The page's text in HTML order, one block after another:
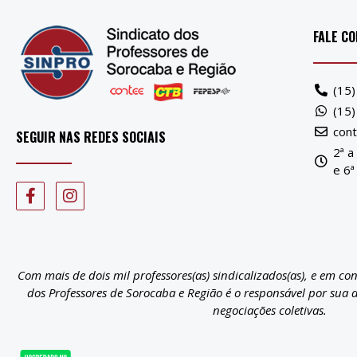
SEGUIR NAS REDES SOCIAIS
FALE
2ª
e
Com mais de dois mil professores(as) sindicalizados(as), e em
dos Professores de Sorocaba e Região é o responsável por
negociações coletivas.